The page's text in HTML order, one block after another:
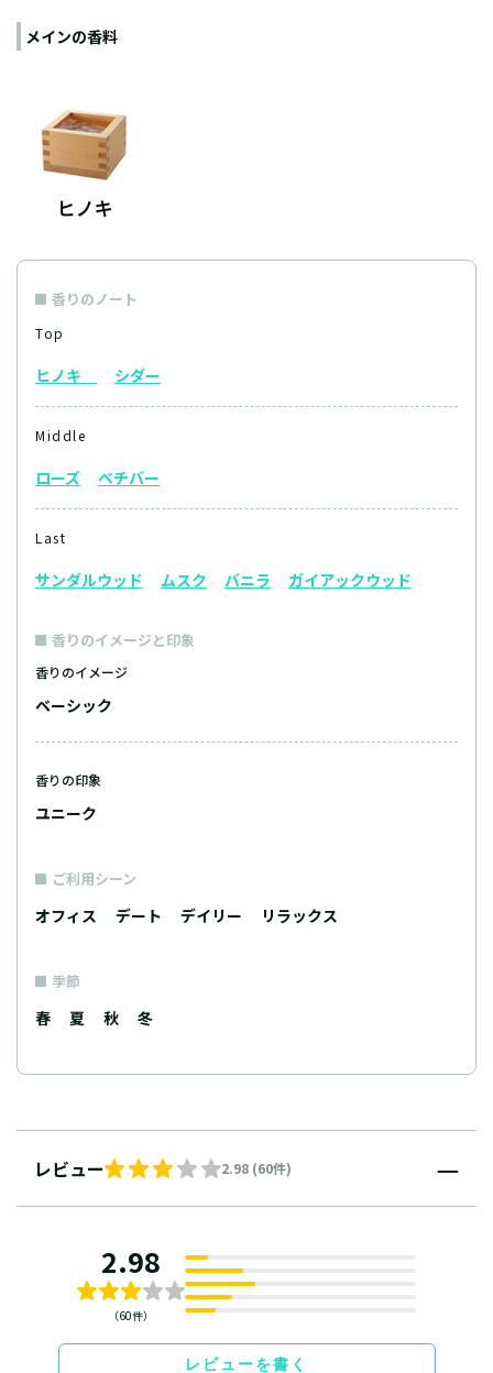
メインの香料
香りのノート
Top
ヒノキ シダー
Middle
ローズ ベチバー
Last
サンダルウッド ムスク バニラ ガイアックウッド
香りのイメージと印象
香りのイメージ
ベーシック
香りの印象
ユニーク
ご利用シーン
オフィス デート デイリー リラックス
季節
春 夏 秋 冬
レビュー 2.98 (60件)
2.98
（60件）
レビューを書く